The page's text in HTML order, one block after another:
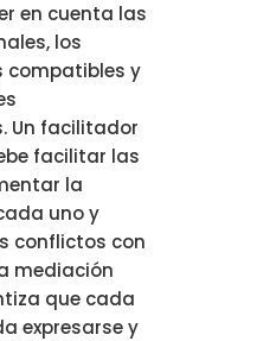
en cuenta las
los
compatibles y
Un facilitador
facilitar las
la
uno y
conflictos con
mediación
que cada
expresarse y